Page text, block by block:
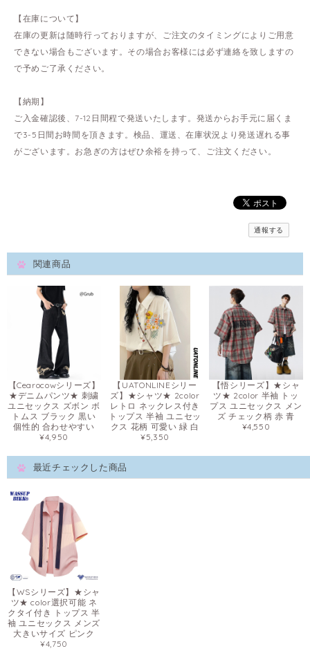
【在庫について】
在庫の更新は随時行っておりますが、ご注文のタイミングによりご用意
できない場合もございます。その場合お客様には必ず連絡を致しますの
で予めご了承ください。
【納期】
ご入金確認後、7-12日間程で発送いたします。発送からお手元に届くま
で3-5日間お時間を頂きます。検品、運送、在庫状況より発送遅れる事
がございます。お急ぎの方はぜひ余裕を持って、ご注文ください。
通報する
関連商品
【Cearocowシリーズ】
★デニムパンツ★ 刺繍
ユニセックス ズボン ボ
トムス ブラック 黒い
個性的 合わせやすい
¥4,950
【UATONLINEシリー
ズ】★シャツ★ 2color
レトロ ネックレス付き
トップス 半袖 ユニセッ
クス 花柄 可愛い 緑 白
¥5,350
【悟シリーズ】★シャ
ツ★ 2color 半袖 トッ
プス ユニセックス メン
ズ チェック柄 赤 青
¥4,550
最近チェックした商品
【WSシリーズ】★シャ
ツ★ color選択可能 ネ
クタイ付き トップス 半
袖 ユニセックス メンズ
大きいサイズ ピンク
¥4,750